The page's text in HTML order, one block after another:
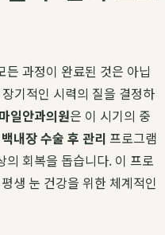
과정이 완료된 것은 아닙
기적인 시력의 질을 결정하
일안과의원은 이 시기의 중
백내장 수술 후 관리 프로그램
의 회복을 돕습니다. 이 프로
생 눈 건강을 위한 체계적인